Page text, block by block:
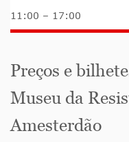
11:00 – 17:00
Preços e
Museu da
Amesterdão